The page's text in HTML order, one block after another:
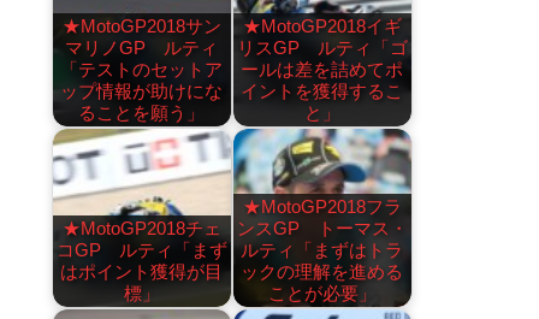
★MotoGP2018サン
マリノGP ルティ
「テストのセットア
ップ情報が助けにな
ることを願う」
★MotoGP2018イギ
リスGP ルティ「ゴ
ールは差を詰めてポ
イントを獲得するこ
と」
★MotoGP2018チェ
コGP ルティ「まず
はポイント獲得が目
標」
★MotoGP2018フラ
ンスGP トーマス・
ルティ「まずはトラ
ックの理解を進める
ことが必要」